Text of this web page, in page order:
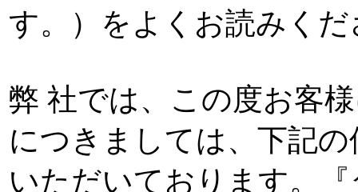
す。）をよくお読みくだ
弊 社では、この度お客
につきましては、下記
いただいております。